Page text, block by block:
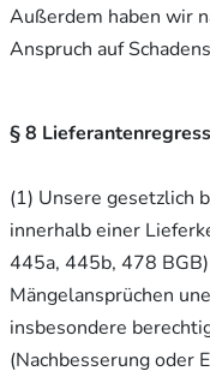
Außerdem haben wir
Anspruch auf
§ 8 Lieferantenregress
(1) Unsere gesetzlich
innerhalb einer
445a, 445b, 478
Mängelansprüchen
insbesondere
(Nachbesserung oder